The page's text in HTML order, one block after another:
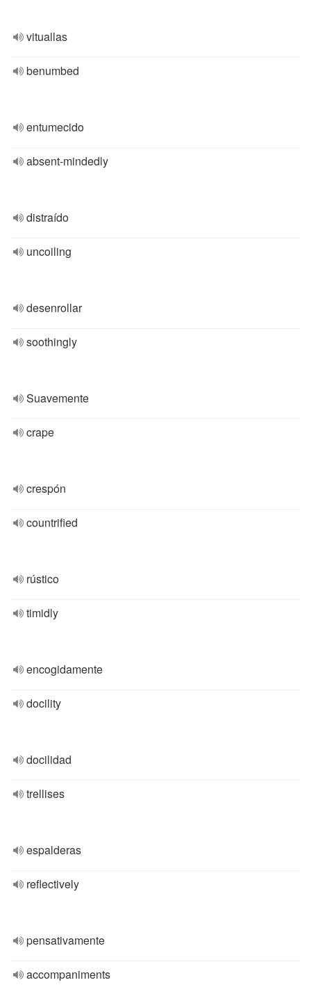
vituallas
benumbed
entumecido
absent-mindedly
distraído
uncoiling
desenrollar
soothingly
Suavemente
crape
crespón
countrified
rústico
timidly
encogidamente
docility
docilidad
trellises
espalderas
reflectively
pensativamente
accompaniments